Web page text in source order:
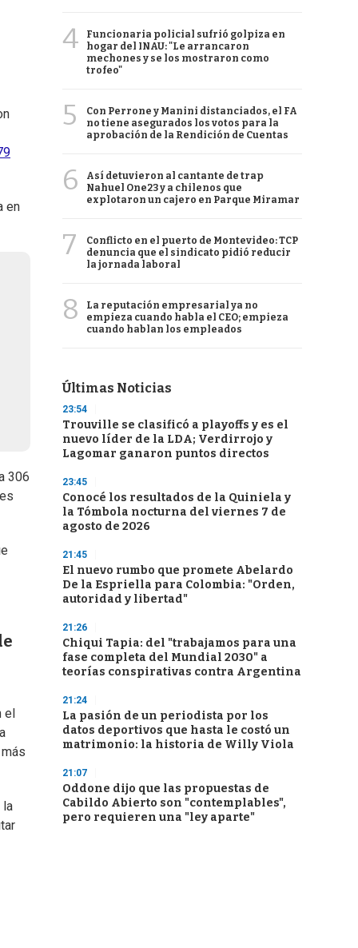
en
306
la
4
Funcionaria policial sufrió golpiza en
hogar del INAU: "Le arrancaron
mechones y se los mostraron como
trofeo"
5
Con Perrone y Manini distanciados, el FA
no tiene asegurados los votos para la
aprobación de la Rendición de Cuentas
6
Así detuvieron al cantante de trap
Nahuel One23 y a chilenos que
explotaron un cajero en Parque Miramar
7
Conflicto en el puerto de Montevideo: TCP
denuncia que el sindicato pidió reducir
la jornada laboral
8
La reputación empresarial ya no
empieza cuando habla el CEO; empieza
cuando hablan los empleados
Últimas Noticias
23:54
Trouville se clasificó a playoffs y es el
nuevo líder de la LDA; Verdirrojo y
Lagomar ganaron puntos directos
23:45
Conocé los resultados de la Quiniela y
la Tómbola nocturna del viernes 7 de
agosto de 2026
21:45
El nuevo rumbo que promete Abelardo
De la Espriella para Colombia: "Orden,
autoridad y libertad"
21:26
Chiqui Tapia: del "trabajamos para una
fase completa del Mundial 2030" a
teorías conspirativas contra Argentina
21:24
La pasión de un periodista por los
datos deportivos que hasta le costó un
matrimonio: la historia de Willy Viola
21:07
Oddone dijo que las propuestas de
Cabildo Abierto son "contemplables",
pero requieren una "ley aparte"